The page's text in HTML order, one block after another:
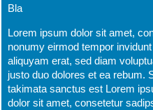
Bla
Lorem ipsum dolor sit amet,
nonumy eirmod tempor
aliquyam erat, sed diam
justo duo dolores et ea rebum.
takimata sanctus est Lorem
dolor sit amet, consetetur